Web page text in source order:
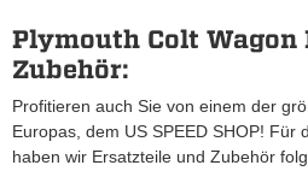
Plymouth Colt
Zubehör:
Profitieren auch Sie von einem der
Europas, dem US SPEED SHOP! Für
haben wir Ersatzteile und Zubehör